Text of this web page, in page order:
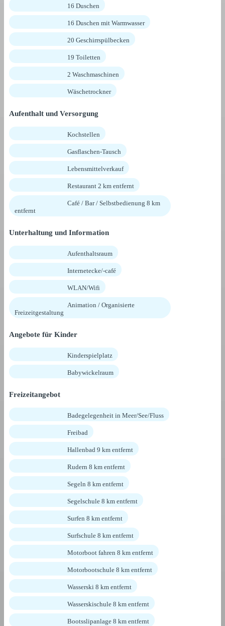
16 Duschen
16 Duschen mit Warmwasser
20 Geschirrspülbecken
19 Toiletten
2 Waschmaschinen
Wäschetrockner
Aufenthalt und Versorgung
Kochstellen
Gasflaschen-Tausch
Lebensmittelverkauf
Restaurant 2 km entfernt
Café / Bar / Selbstbedienung 8 km
entfernt
Unterhaltung und Information
Aufenthaltsraum
Internetecke/-café
WLAN/Wifi
Animation / Organisierte
Freizeitgestaltung
Angebote für Kinder
Kinderspielplatz
Babywickelraum
Freizeitangebot
Badegelegenheit in Meer/See/Fluss
Freibad
Hallenbad 9 km entfernt
Rudern 8 km entfernt
Segeln 8 km entfernt
Segelschule 8 km entfernt
Surfen 8 km entfernt
Surfschule 8 km entfernt
Motorboot fahren 8 km entfernt
Motorbootschule 8 km entfernt
Wasserski 8 km entfernt
Wasserskischule 8 km entfernt
Bootsslipanlage 8 km entfernt